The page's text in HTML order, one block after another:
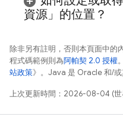
資源」的位置？
除非另有註明，否則本頁面中的
程式碼範例則為阿帕契 2.0 授權
站政策》。Java 是 Oracle 和/或
上次更新時間：2026-08-04 (世